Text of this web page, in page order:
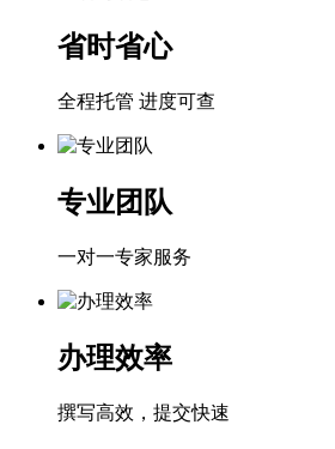
省时省心
全程托管 进度可查
专业团队
一对一专家服务
办理效率
撰写高效，提交快速